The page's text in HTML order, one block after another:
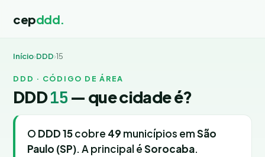
cepddd.
Início›DDD›15
DDD · CÓDIGO DE ÁREA
DDD15 — que cidade é?
O DDD 15cobre 49 municípios emSão
Paulo (SP). A principal éSorocaba.